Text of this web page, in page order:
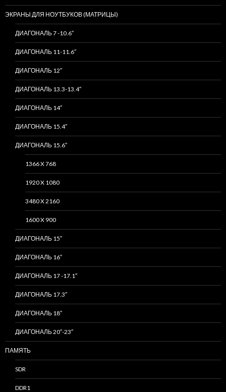
ЭКРАНЫ ДЛЯ НОУТБУКОВ (МАТРИЦЫ)
ДИАГОНАЛЬ 7 -10.6″
ДИАГОНАЛЬ 11-11.6″
ДИАГОНАЛЬ 12″
ДИАГОНАЛЬ 13.3-13.4″
ДИАГОНАЛЬ 14″
ДИАГОНАЛЬ 15.4″
ДИАГОНАЛЬ 15.6″
1366 X 768
1920 X 1080
3480 X 2160
1600 X 900
ДИАГОНАЛЬ 15″
ДИАГОНАЛЬ 16″
ДИАГОНАЛЬ 17 -17.1″
ДИАГОНАЛЬ 17.3″
ДИАГОНАЛЬ 18″
ДИАГОНАЛЬ 20″-23″
ПАМЯТЬ
SDR
DDR1